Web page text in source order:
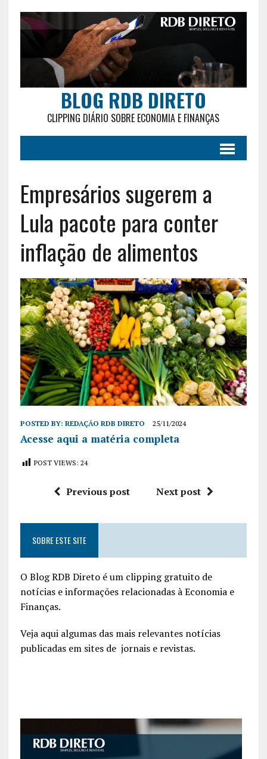
BLOG RDB DIRETO
CLIPPING DIÁRIO SOBRE ECONOMIA E FINANÇAS
Empresários sugerem a
Lula pacote para conter
inflação de alimentos
POSTED BY: REDAÇÃO RDB DIRETO 25/11/2024
Acesse aqui a matéria completa
POST VIEWS: 24
Previous post Next post
SOBRE ESTE SITE
O Blog RDB Direto é um clipping gratuito de
notícias e informações relacionadas à Economia e
Finanças.
Veja aqui algumas das mais relevantes notícias
publicadas em sites de jornais e revistas.